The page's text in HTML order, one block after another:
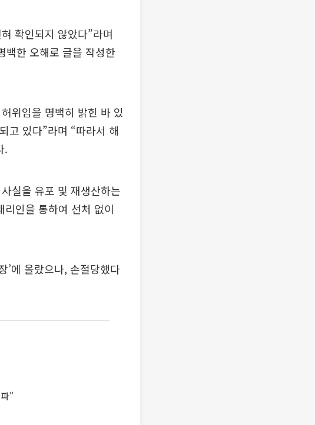
확인되지 않았다”라며
백한 오해로 글을 작성한
위임을 명백히 밝힌 바 있
고 있다”라며 “따라서 해
.
실을 유포 및 재생산하는
인을 통하여 선처 없이
’에 올랐으나, 손절당했다
"